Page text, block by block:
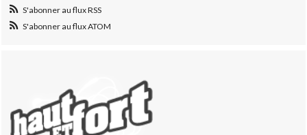
S'abonner au flux RSS
S'abonner au flux ATOM